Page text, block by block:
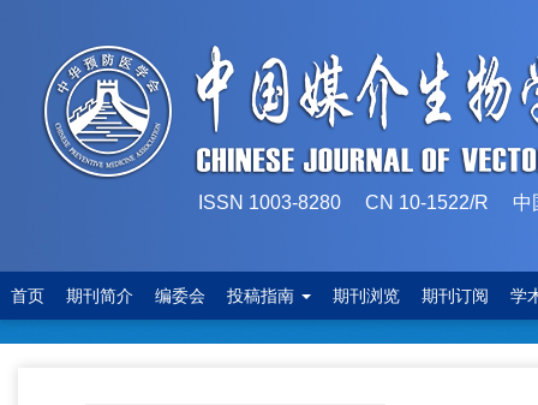
ISSN 1003-8280 CN 10-1522/R 中
首页 期刊简介 编委会 投稿指南 期刊浏览 期刊订阅 学